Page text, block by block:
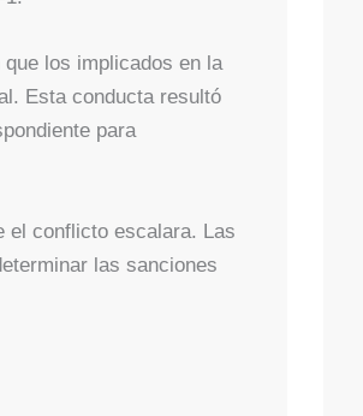
los implicados en la
Esta conducta resultó
para
el conflicto escalara. Las
las sanciones